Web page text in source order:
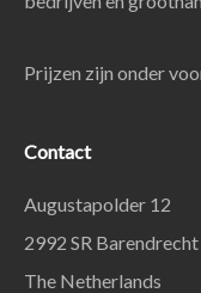
Prijzen zijn onder
Contact
Augustapolder 12
2992 SR Barendrecht
The Netherlands